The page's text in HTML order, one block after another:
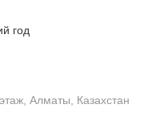
год
Алматы, Казахстан